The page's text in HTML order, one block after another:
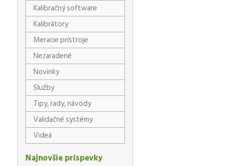
Kalibračný software
Kalibrátory
Meracie prístroje
Nezaradené
Novinky
Služby
Tipy, rady, návody
Validačné systémy
Videá
Najnovšie príspevky